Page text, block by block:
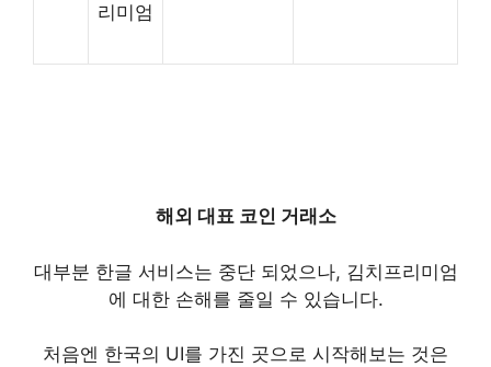
리미엄
해외 대표 코인 거래소
대부분 한글 서비스는 중단 되었으나, 김치프리미엄
에 대한 손해를 줄일 수 있습니다.
처음엔 한국의 UI를 가진 곳으로 시작해보는 것은